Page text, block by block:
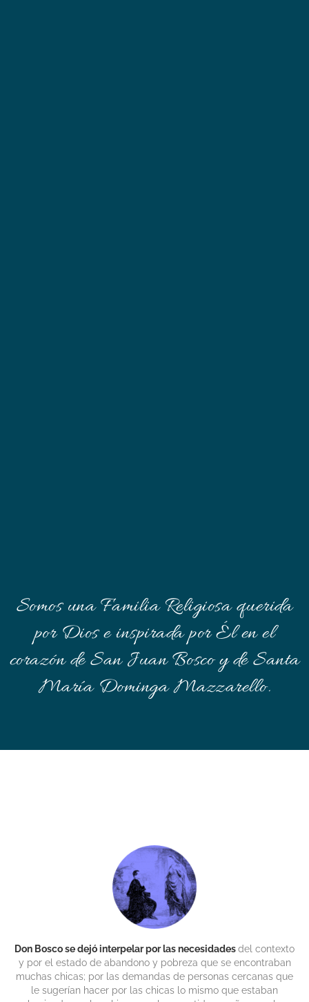
Somos una Familia Religiosa querida
por Dios e inspirada por Él en el
corazón de San Juan Bosco y de Santa
María Dominga Mazzarello.
Don Bosco se dejó interpelar por las necesidadesdel contexto
y por el estado de abandono y pobreza que se encontraban
muchas chicas; por las demandas de personas cercanas que
le sugerían hacer por las chicas lo mismo que estaban